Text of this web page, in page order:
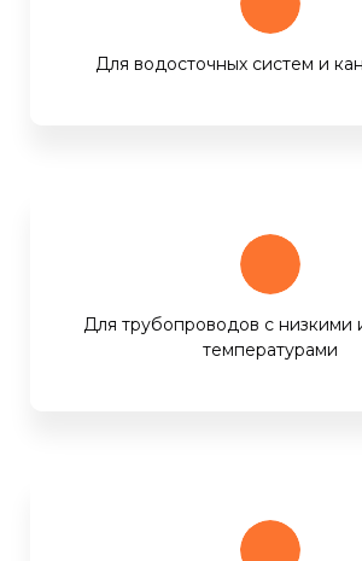
Для водосточных систем и
Для трубопроводов с низкими
температурами